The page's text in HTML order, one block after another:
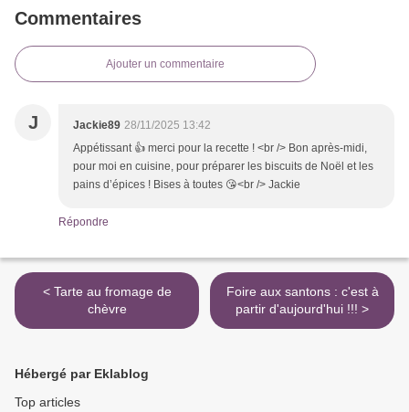
Commentaires
Ajouter un commentaire
J Jackie89 28/11/2025 13:42
Appétissant 👍 merci pour la recette ! <br /> Bon après-midi,
pour moi en cuisine, pour préparer les biscuits de Noël et les
pains d’épices ! Bises à toutes 😘<br /> Jackie
Répondre
< Tarte au fromage de
chèvre
Foire aux santons : c'est à
partir d'aujourd'hui !!! >
Hébergé par Eklablog
Top articles